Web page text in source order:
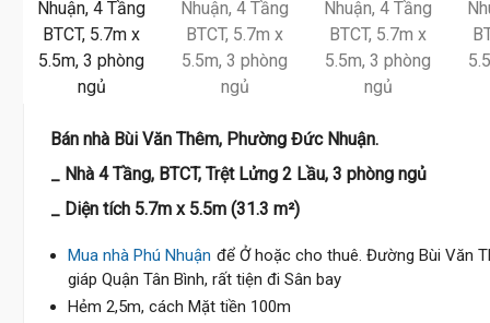
Bán nhà Bùi Văn Thêm, Phường Đức Nhuận.
_ Nhà 4 Tầng, BTCT, Trệt Lửng 2 Lầu, 3 phòng ngủ
_ Diện tích 5.7m x 5.5m (31.3 m²)
Mua nhà Phú Nhuận để Ở hoặc cho thuê. Đường Bùi Văn
giáp Quận Tân Bình, rất tiện đi Sân bay
Hẻm 2,5m, cách Mặt tiền 100m